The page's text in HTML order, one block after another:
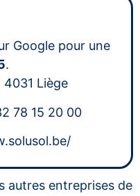
Google pour une
.
4031 Liège
78 15 20 00
autres entreprises de